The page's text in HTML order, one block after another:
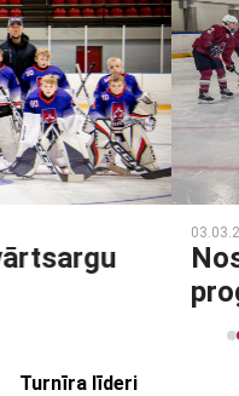
Noslēdzies
programmas
Turnīra līderi